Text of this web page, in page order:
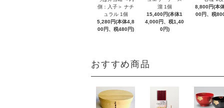
側：入子＞ ナチ
ュラル 1個
5,280円(本体4,8
00円、税480円)
溜 1個
15,400円(本体1
4,000円、税1,40
0円)
8,800円(本
00円、税
おすすめ商品